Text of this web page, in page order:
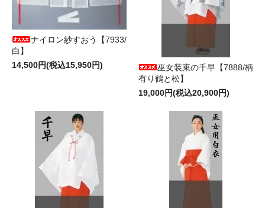
ナイロン紗すおう【7933/
白】
14,500円(税込15,950円)
巫女装束の千早【7888/柄
有り鶴と松】
19,000円(税込20,900円)